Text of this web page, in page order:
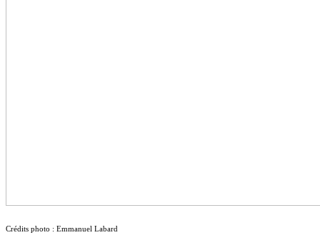
Crédits photo : Emmanuel Labard